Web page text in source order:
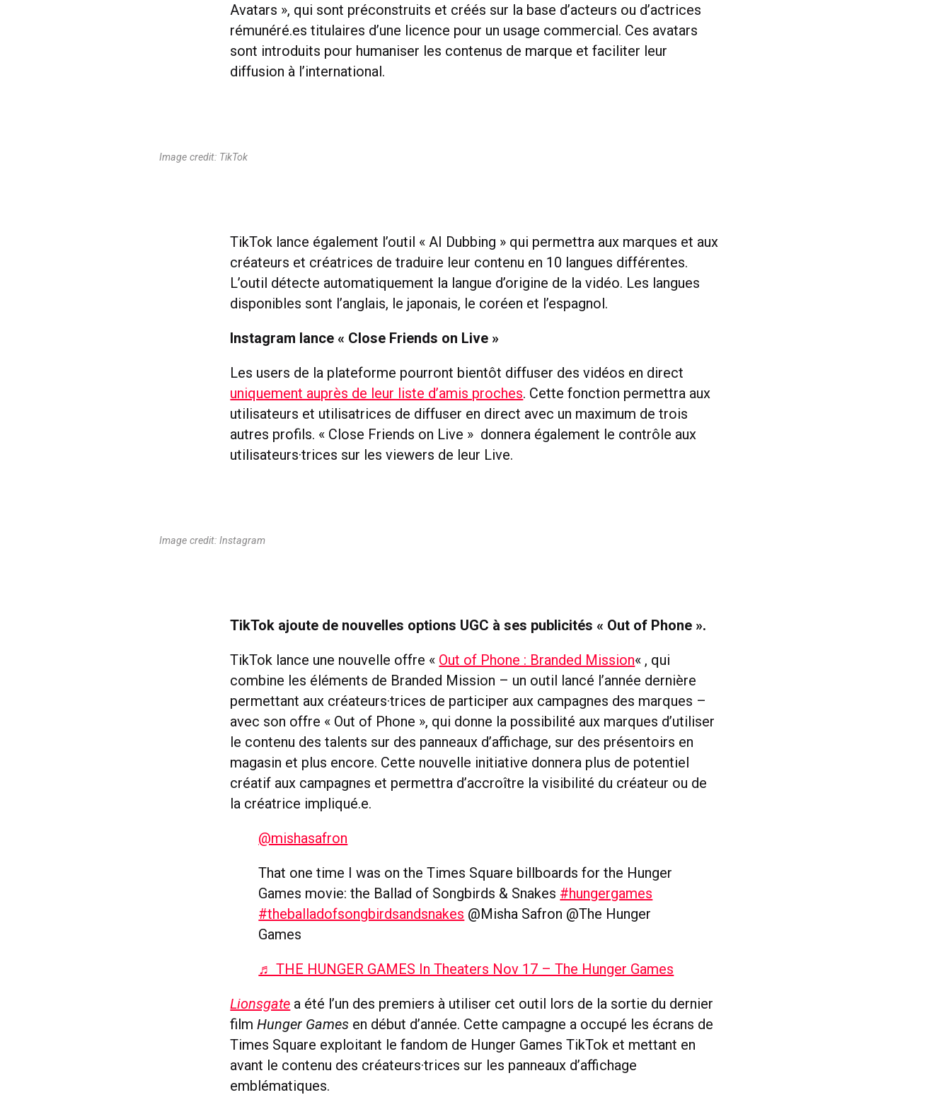
Avatars », qui sont préconstruits et créés sur la base d’acteurs ou d’actrices
rémunéré.es titulaires d’une licence pour un usage commercial. Ces avatars
sont introduits pour humaniser les contenus de marque et faciliter leur
diffusion à l’international.
Image credit: TikTok
TikTok lance également l’outil « AI Dubbing » qui permettra aux marques et aux
créateurs et créatrices de traduire leur contenu en 10 langues différentes.
L’outil détecte automatiquement la langue d’origine de la vidéo. Les langues
disponibles sont l’anglais, le japonais, le coréen et l’espagnol.
Instagram lance « Close Friends on Live »
Les users de la plateforme pourront bientôt diffuser des vidéos en direct
uniquement auprès de leur liste d’amis proches. Cette fonction permettra aux
utilisateurs et utilisatrices de diffuser en direct avec un maximum de trois
autres profils. « Close Friends on Live » donnera également le contrôle aux
utilisateurs·trices sur les viewers de leur Live.
Image credit: Instagram
TikTok ajoute de nouvelles options UGC à ses publicités « Out of Phone ».
TikTok lance une nouvelle offre « Out of Phone : Branded Mission« , qui
combine les éléments de Branded Mission – un outil lancé l’année dernière
permettant aux créateurs·trices de participer aux campagnes des marques –
avec son offre « Out of Phone », qui donne la possibilité aux marques d’utiliser
le contenu des talents sur des panneaux d’affichage, sur des présentoirs en
magasin et plus encore. Cette nouvelle initiative donnera plus de potentiel
créatif aux campagnes et permettra d’accroître la visibilité du créateur ou de
la créatrice impliqué.e.
@mishasafron
That one time I was on the Times Square billboards for the Hunger
Games movie: the Ballad of Songbirds & Snakes #hungergames
#theballadofsongbirdsandsnakes @Misha Safron @The Hunger
Games
♬ THE HUNGER GAMES In Theaters Nov 17 – The Hunger Games
Lionsgate a été l’un des premiers à utiliser cet outil lors de la sortie du dernier
filmHunger Games en début d’année. Cette campagne a occupé les écrans de
Times Square exploitant le fandom de Hunger Games TikTok et mettant en
avant le contenu des créateurs·trices sur les panneaux d’affichage
emblématiques.